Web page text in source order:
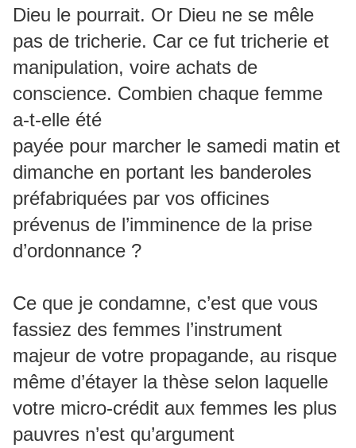
Dieu le pourrait. Or Dieu ne se mêle
pas de tricherie. Car ce fut tricherie et
manipulation, voire achats de
conscience. Combien chaque femme
a-t-elle été
payée pour marcher le samedi matin et
dimanche en portant les banderoles
préfabriquées par vos officines
prévenus de l’imminence de la prise
d’ordonnance ?
Ce que je condamne, c’est que vous
fassiez des femmes l’instrument
majeur de votre propagande, au risque
même d’étayer la thèse selon laquelle
votre micro-crédit aux femmes les plus
pauvres n’est qu’argument